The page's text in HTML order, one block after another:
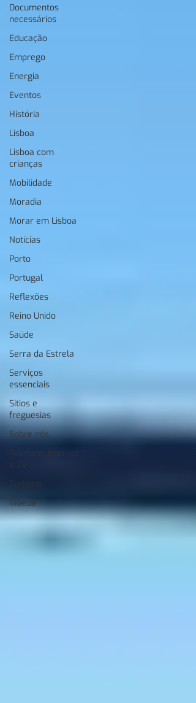
Documentos
necessários
Educação
Emprego
Energia
Eventos
História
Lisboa
Lisboa com
crianças
Mobilidade
Moradia
Morar em Lisboa
Notícias
Porto
Portugal
Reflexões
Reino Unido
Saúde
Serra da Estrela
Serviços
essenciais
Sítios e
freguesias
Sobre nós
Telefone, Internet
e TV
Turismo
Moeda